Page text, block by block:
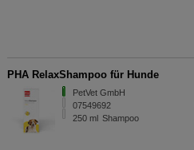
PHA RelaxShampoo für Hunde
PetVet GmbH
07549692
250 ml Shampoo